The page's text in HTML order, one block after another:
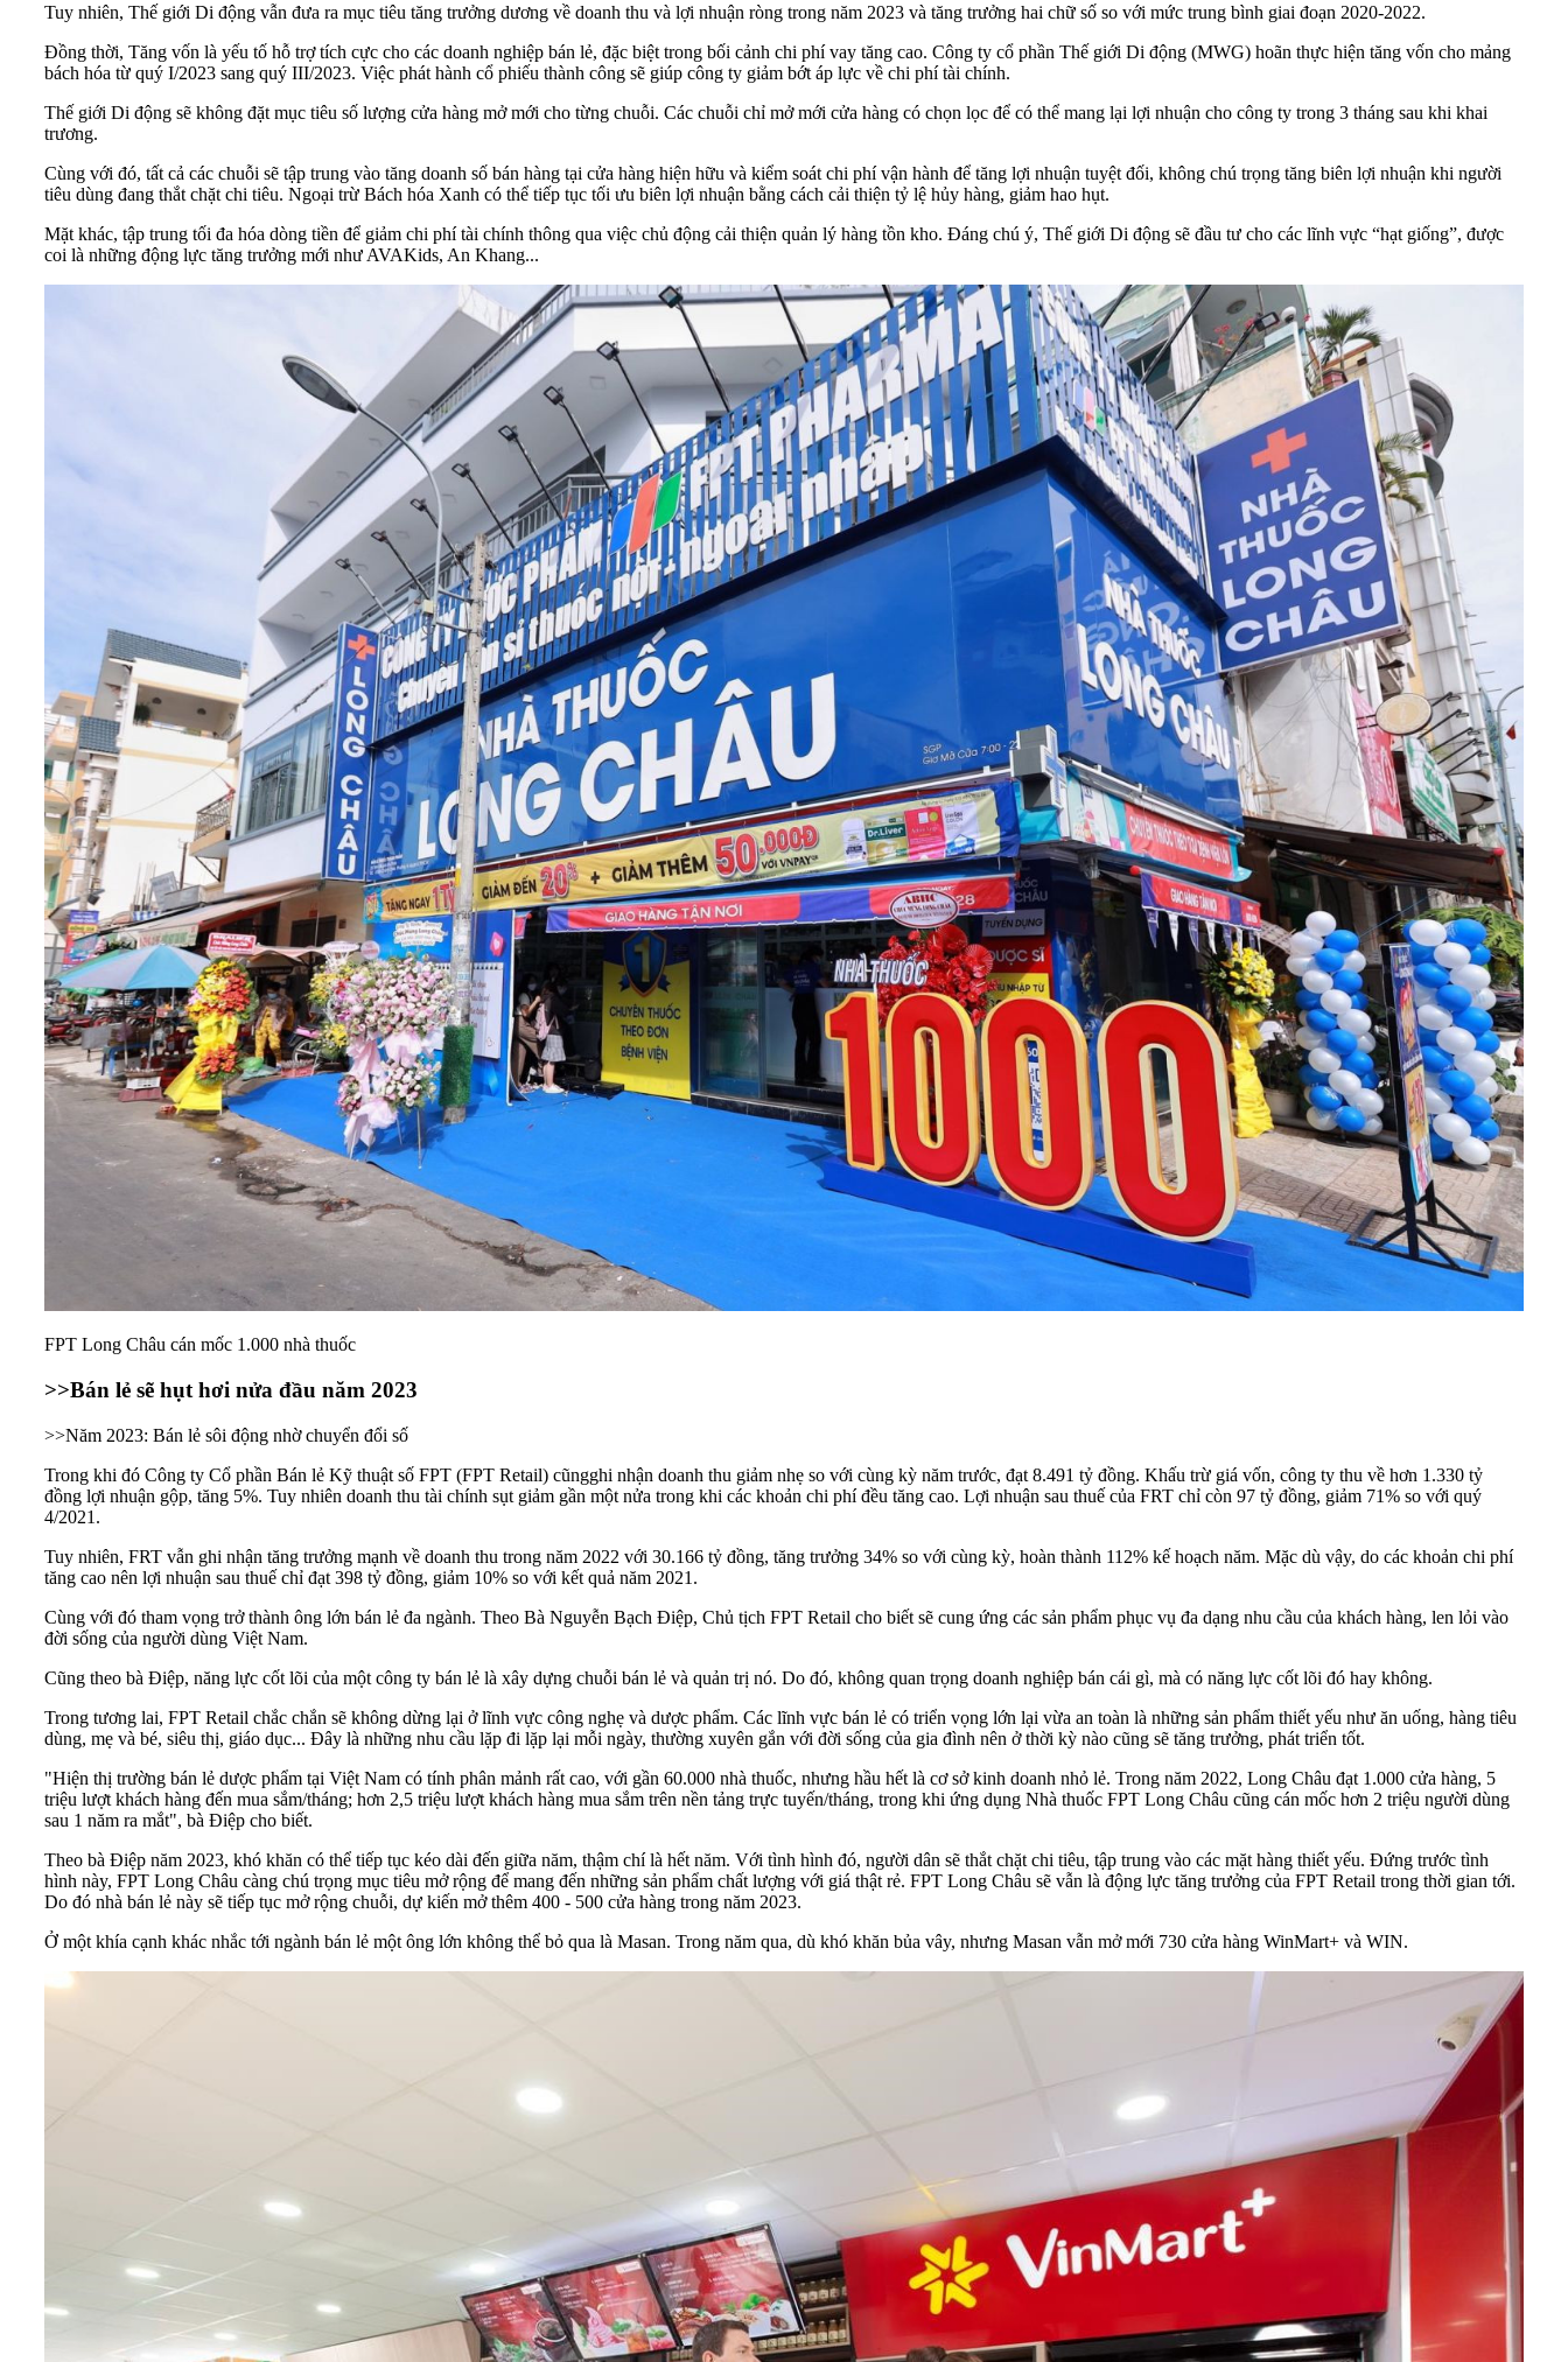
Tuy nhiên, Thế giới Di động vẫn đưa ra mục tiêu tăng trưởng dương về doanh thu và lợi nhuận ròng trong năm 2023 và tăng trưởng hai chữ số so với mức trung bình giai đoạn 2020-2022.
Đồng thời, Tăng vốn là yếu tố hỗ trợ tích cực cho các doanh nghiệp bán lẻ, đặc biệt trong bối cảnh chi phí vay tăng cao. Công ty cổ phần Thế giới Di động (MWG) hoãn thực hiện tăng vốn cho mảng
bách hóa từ quý I/2023 sang quý III/2023. Việc phát hành cổ phiếu thành công sẽ giúp công ty giảm bớt áp lực về chi phí tài chính.
Thế giới Di động sẽ không đặt mục tiêu số lượng cửa hàng mở mới cho từng chuỗi. Các chuỗi chỉ mở mới cửa hàng có chọn lọc để có thể mang lại lợi nhuận cho công ty trong 3 tháng sau khi khai
trương.
Cùng với đó, tất cả các chuỗi sẽ tập trung vào tăng doanh số bán hàng tại cửa hàng hiện hữu và kiểm soát chi phí vận hành để tăng lợi nhuận tuyệt đối, không chú trọng tăng biên lợi nhuận khi người
tiêu dùng đang thắt chặt chi tiêu. Ngoại trừ Bách hóa Xanh có thể tiếp tục tối ưu biên lợi nhuận bằng cách cải thiện tỷ lệ hủy hàng, giảm hao hụt.
Mặt khác, tập trung tối đa hóa dòng tiền để giảm chi phí tài chính thông qua việc chủ động cải thiện quản lý hàng tồn kho. Đáng chú ý, Thế giới Di động sẽ đầu tư cho các lĩnh vực “hạt giống”, được
coi là những động lực tăng trưởng mới như AVAKids, An Khang...
FPT Long Châu cán mốc 1.000 nhà thuốc
>>Bán lẻ sẽ hụt hơi nửa đầu năm 2023
>>Năm 2023: Bán lẻ sôi động nhờ chuyển đổi số
Trong khi đó Công ty Cổ phần Bán lẻ Kỹ thuật số FPT (FPT Retail) cũngghi nhận doanh thu giảm nhẹ so với cùng kỳ năm trước, đạt 8.491 tỷ đồng. Khấu trừ giá vốn, công ty thu về hơn 1.330 tỷ
đồng lợi nhuận gộp, tăng 5%. Tuy nhiên doanh thu tài chính sụt giảm gần một nửa trong khi các khoản chi phí đều tăng cao. Lợi nhuận sau thuế của FRT chỉ còn 97 tỷ đồng, giảm 71% so với quý
4/2021.
Tuy nhiên, FRT vẫn ghi nhận tăng trưởng mạnh về doanh thu trong năm 2022 với 30.166 tỷ đồng, tăng trưởng 34% so với cùng kỳ, hoàn thành 112% kế hoạch năm. Mặc dù vậy, do các khoản chi phí
tăng cao nên lợi nhuận sau thuế chỉ đạt 398 tỷ đồng, giảm 10% so với kết quả năm 2021.
Cùng với đó tham vọng trở thành ông lớn bán lẻ đa ngành. Theo Bà Nguyễn Bạch Điệp, Chủ tịch FPT Retail cho biết sẽ cung ứng các sản phẩm phục vụ đa dạng nhu cầu của khách hàng, len lỏi vào
đời sống của người dùng Việt Nam.
Cũng theo bà Điệp, năng lực cốt lõi của một công ty bán lẻ là xây dựng chuỗi bán lẻ và quản trị nó. Do đó, không quan trọng doanh nghiệp bán cái gì, mà có năng lực cốt lõi đó hay không.
Trong tương lai, FPT Retail chắc chắn sẽ không dừng lại ở lĩnh vực công nghẹ và dược phẩm. Các lĩnh vực bán lẻ có triển vọng lớn lại vừa an toàn là những sản phẩm thiết yếu như ăn uống, hàng tiêu
dùng, mẹ và bé, siêu thị, giáo dục... Đây là những nhu cầu lặp đi lặp lại mỗi ngày, thường xuyên gắn với đời sống của gia đình nên ở thời kỳ nào cũng sẽ tăng trưởng, phát triển tốt.
"Hiện thị trường bán lẻ dược phẩm tại Việt Nam có tính phân mảnh rất cao, với gần 60.000 nhà thuốc, nhưng hầu hết là cơ sở kinh doanh nhỏ lẻ. Trong năm 2022, Long Châu đạt 1.000 cửa hàng, 5
triệu lượt khách hàng đến mua sắm/tháng; hơn 2,5 triệu lượt khách hàng mua sắm trên nền tảng trực tuyến/tháng, trong khi ứng dụng Nhà thuốc FPT Long Châu cũng cán mốc hơn 2 triệu người dùng
sau 1 năm ra mắt", bà Điệp cho biết.
Theo bà Điệp năm 2023, khó khăn có thể tiếp tục kéo dài đến giữa năm, thậm chí là hết năm. Với tình hình đó, người dân sẽ thắt chặt chi tiêu, tập trung vào các mặt hàng thiết yếu. Đứng trước tình
hình này, FPT Long Châu càng chú trọng mục tiêu mở rộng để mang đến những sản phẩm chất lượng với giá thật rẻ. FPT Long Châu sẽ vẫn là động lực tăng trưởng của FPT Retail trong thời gian tới.
Do đó nhà bán lẻ này sẽ tiếp tục mở rộng chuỗi, dự kiến mở thêm 400 - 500 cửa hàng trong năm 2023.
Ở một khía cạnh khác nhắc tới ngành bán lẻ một ông lớn không thể bỏ qua là Masan. Trong năm qua, dù khó khăn bủa vây, nhưng Masan vẫn mở mới 730 cửa hàng WinMart+ và WIN.